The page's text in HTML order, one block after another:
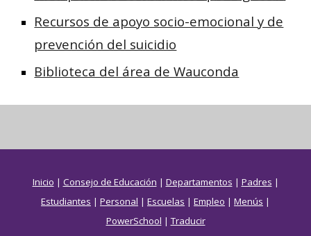
Recursos de apoyo socio-emocional y de
prevención del suicidio
Biblioteca del área de Wauconda
Inicio | Consejo de Educación | Departamentos | Padres |
Estudiantes | Personal | Escuelas | Empleo | Menús |
PowerSchool |Traducir